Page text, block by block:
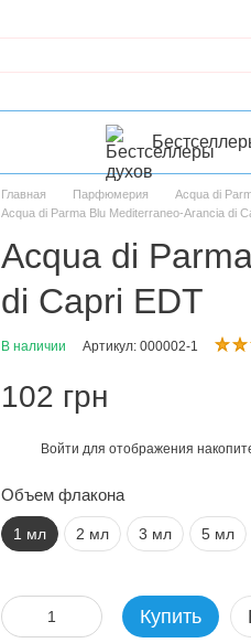
Главная Парфюмерия Acqua di
Acqua di Parma Blu Mediterraneo-Arancia di
Acqua di
di Capri EDT
В наличии Артикул: 000002-1
102 грн
Войти для отображения
Объем флакона
1 мл 2 мл 3 мл 5 мл
Купить